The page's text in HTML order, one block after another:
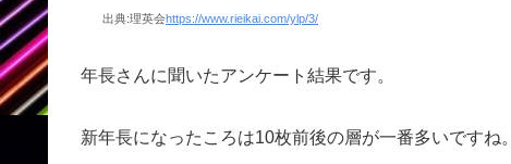
出典:理英会https://www.rieikai.com/ylp/3/
年長さんに聞いたアンケート結果です。
新年長になったころは10枚前後の層が一番多いですね。